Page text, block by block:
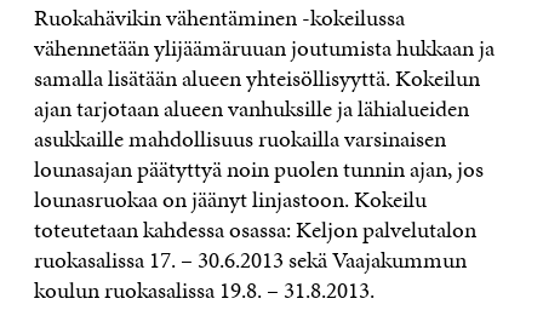
Ruokahävikin vähentäminen -kokeilussa
vähennetään ylijäämäruuan joutumista hukkaan ja
samalla lisätään alueen yhteisöllisyyttä. Kokeilun
ajan tarjotaan alueen vanhuksille ja lähialueiden
asukkaille mahdollisuus ruokailla varsinaisen
lounasajan päätyttyä noin puolen tunnin ajan, jos
lounasruokaa on jäänyt linjastoon. Kokeilu
toteutetaan kahdessa osassa: Keljon palvelutalon
ruokasalissa 17. – 30.6.2013 sekä Vaajakummun
koulun ruokasalissa 19.8. – 31.8.2013.